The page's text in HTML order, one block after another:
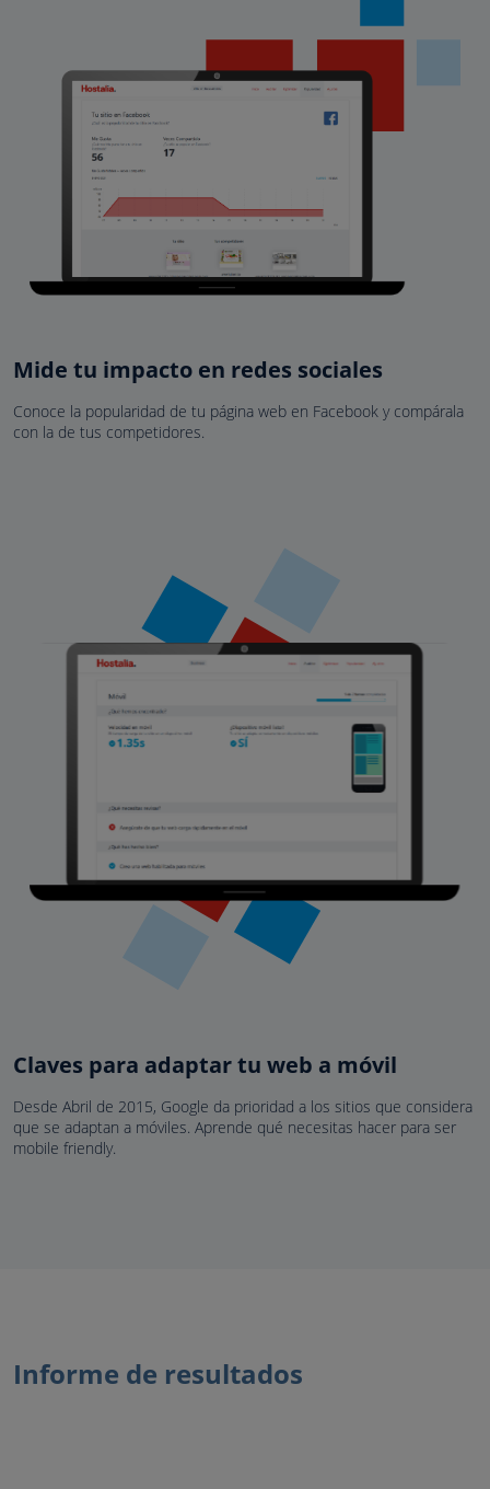
Mide tu impacto en redes sociales
Conoce la popularidad de tu página web en Facebook y compárala
con la de tus competidores.
Claves para adaptar tu web a móvil
Desde Abril de 2015, Google da prioridad a los sitios que considera
que se adaptan a móviles. Aprende qué necesitas hacer para ser
mobile friendly.
Informe de resultados